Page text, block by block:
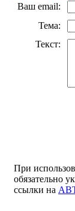
Ваш email:
Тема:
Текст:
При
обязательно
ссылки на